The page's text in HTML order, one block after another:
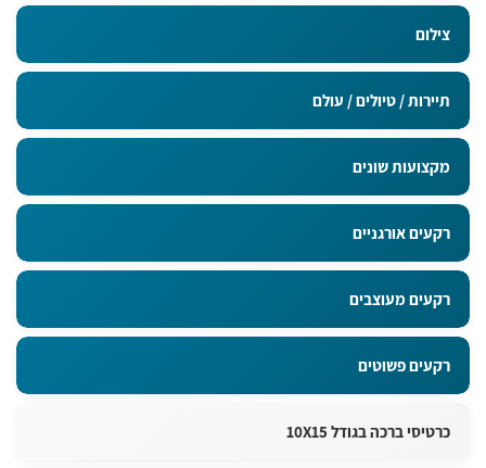
צילום
תיירות / טיולים / עולם
מקצועות שונים
רקעים אורגניים
רקעים מעוצבים
רקעים פשוטים
כרטיסי ברכה בגודל 10X15